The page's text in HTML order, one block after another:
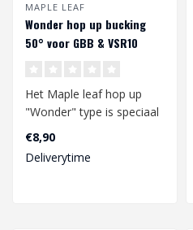
MAPLE LEAF
Wonder hop up bucking
50° voor GBB & VSR10
Het Maple leaf hop up
"Wonder" type is speciaal
ontworpen om de
nauwkeurigheid v..
€8,90
Deliverytime